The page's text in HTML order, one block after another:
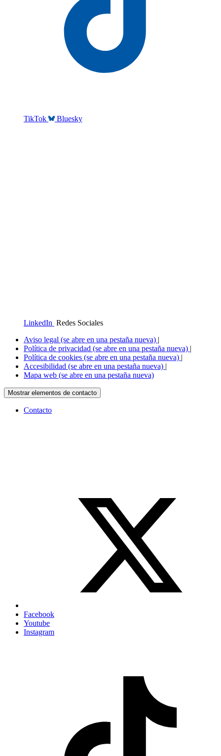
TikTok Bluesky
LinkedIn Redes Sociales
Aviso legal (se abre en una pestaña nueva) |
Política de privacidad (se abre en una pestaña nueva) |
Política de cookies (se abre en una pestaña nueva) |
Accesibilidad (se abre en una pestaña nueva) |
Mapa web (se abre en una pestaña nueva)
Mostrar elementos de contacto
Contacto
Facebook
Youtube
Instagram